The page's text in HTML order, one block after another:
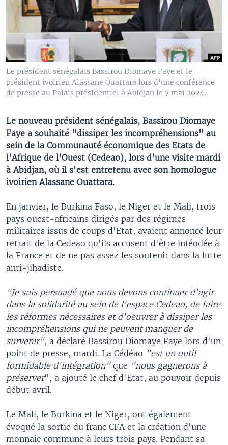
Le président sénégalais Bassirou Diomaye Faye et le
président ivoirien Alassane Ouattara lors d'une conférence
de presse au Palais présidentiel à Abidjan le 7 mai 2024.
Le nouveau président sénégalais, Bassirou Diomaye
Faye a souhaité "dissiper les incompréhensions" au
sein de la Communauté économique des Etats de
l'Afrique de l'Ouest (Cedeao), lors d'une visite mardi
à Abidjan, où il s'est entretenu avec son homologue
ivoirien Alassane Ouattara.
En janvier, le Burkina Faso, le Niger et le Mali, trois
pays ouest-africains dirigés par des régimes
militaires issus de coups d'Etat, avaient annoncé leur
retrait de la Cedeao qu'ils accusent d'être inféodée à
la France et de ne pas assez les soutenir dans la lutte
anti-jihadiste.
"Je suis persuadé que nous devons continuer d'agir
dans la solidarité au sein de l'espace Cedeao, de faire
les réformes nécessaires et d'oeuvrer à dissiper les
incompréhensions qui ne peuvent manquer de
survenir", a déclaré Bassirou Diomaye Faye lors d'un
point de presse, mardi. La Cédéao "est un outil
formidable d'intégration"que "nous gagnerons à
préserver", a ajouté le chef d'Etat, au pouvoir depuis
début avril.
Le Mali, le Burkina et le Niger, ont également
évoqué la sortie du franc CFA et la création d'une
monnaie commune à leurs trois pays. Pendant sa